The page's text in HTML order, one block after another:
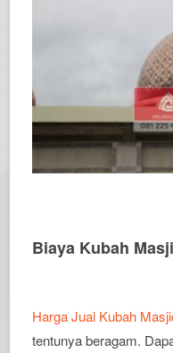
Biaya Kubah
Harga Jual Kubah
tentunya beragam.